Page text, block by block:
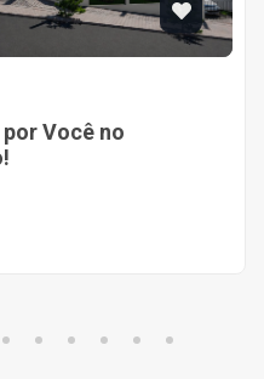
Você no